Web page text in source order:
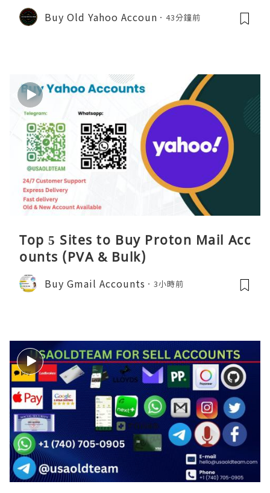
Buy Old Yahoo Accoun 43分鐘前
Top 5 Sites to Buy Proton Mail Acc
ounts (PVA & Bulk)
Buy Gmail Accounts 3小時前